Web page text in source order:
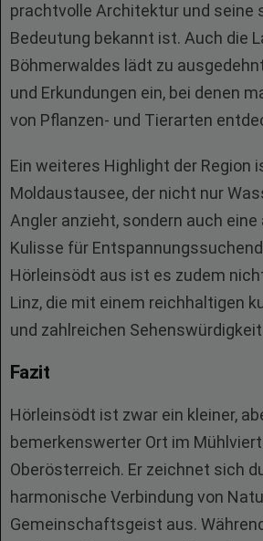
prachtvolle Architektur und seine
Bedeutung bekannt ist. Auch die
Böhmerwaldes lädt zu
und Erkundungen ein, bei denen
von Pflanzen- und Tierarten
Ein weiteres Highlight der Region
Moldaustausee, der nicht nur
Angler anzieht, sondern auch
Kulisse für
Hörleinsödt aus ist es zudem
Linz, die mit einem reichhaltigen
und zahlreichen
Fazit
Hörleinsödt ist zwar ein kleiner,
bemerkenswerter Ort im
Oberösterreich. Er zeichnet sich
harmonische Verbindung von
Gemeinschaftsgeist aus.